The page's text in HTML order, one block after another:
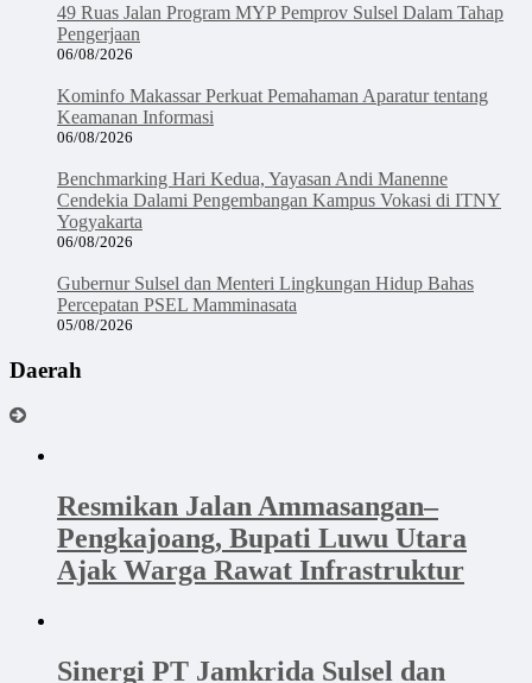
49 Ruas Jalan Program MYP Pemprov Sulsel Dalam Tahap
Pengerjaan
06/08/2026
Kominfo Makassar Perkuat Pemahaman Aparatur tentang
Keamanan Informasi
06/08/2026
Benchmarking Hari Kedua, Yayasan Andi Manenne
Cendekia Dalami Pengembangan Kampus Vokasi di ITNY
Yogyakarta
06/08/2026
Gubernur Sulsel dan Menteri Lingkungan Hidup Bahas
Percepatan PSEL Mamminasata
05/08/2026
Daerah
Resmikan Jalan Ammasangan–
Pengkajoang, Bupati Luwu Utara
Ajak Warga Rawat Infrastruktur
Sinergi PT Jamkrida Sulsel dan